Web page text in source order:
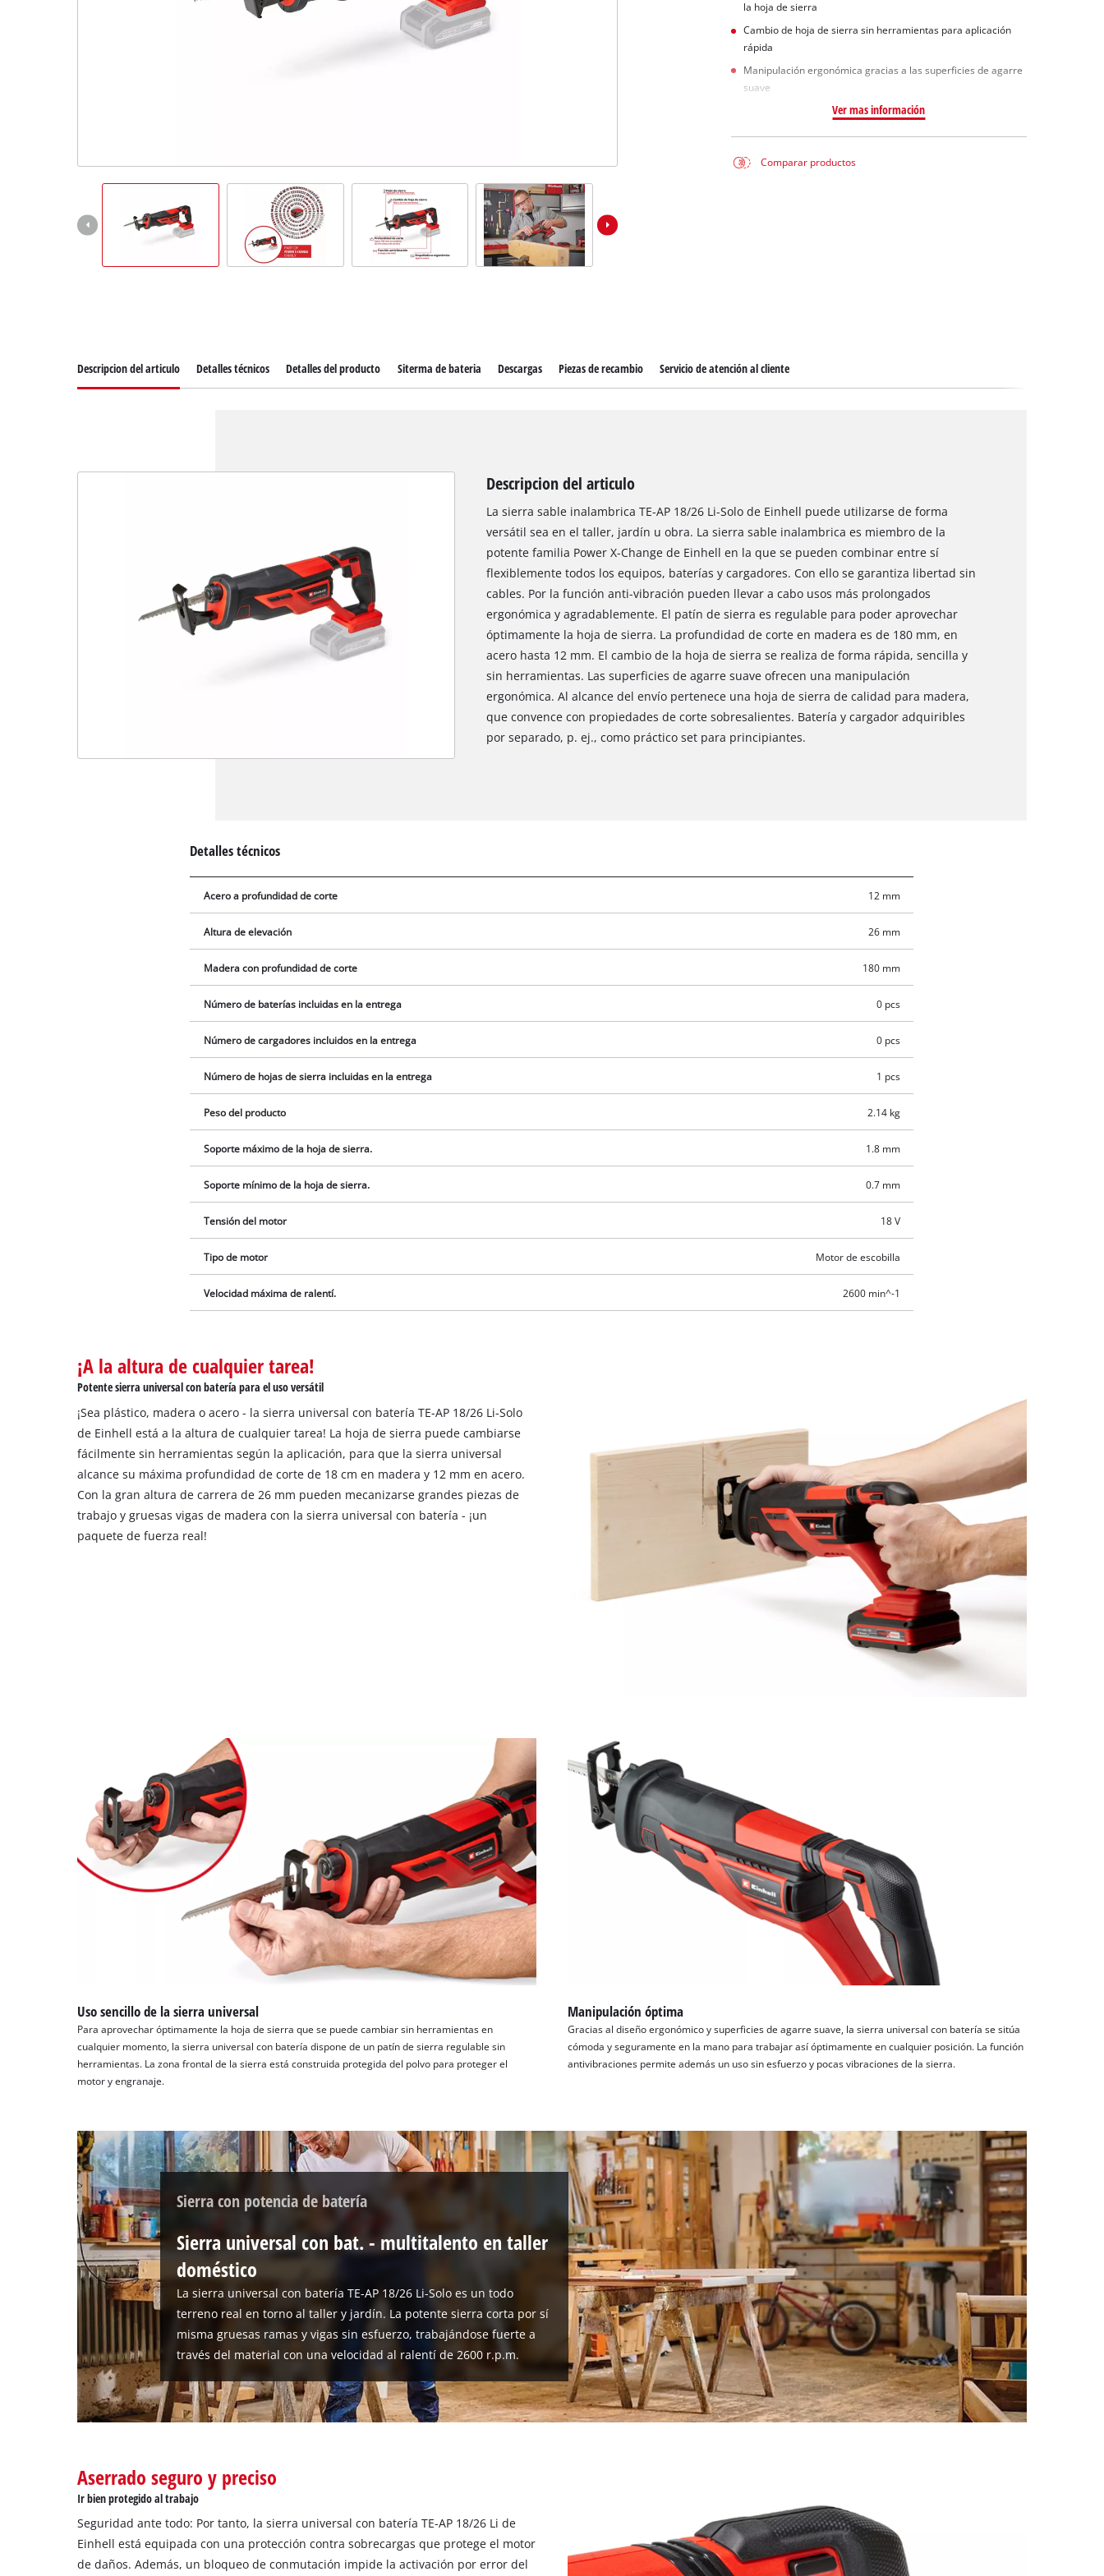
Todos los productos Power X-Change
Herramientas Power X-Change
la hoja de sierra
Cambio de hoja de sierra sin herramientas para aplicación
rápida
Manipulación ergonómica gracias a las superficies de agarre
suave
Ver mas información
Comparar productos
cargar el servicio Google Maps!
This content is not permitted to load due
to trackers that are not disclosed to the
visitor. The website owner needs to setup
the site with their CMP to add this content
to the list of technologies used.
Usercentrics Consent
Descripcion del articulo Detalles técnicos Detalles del producto Siterma de bateria Descargas Piezas de recambio Servicio de atención al cliente
Descripcion del articulo
La sierra sable inalambrica TE-AP 18/26 Li-Solo de Einhell puede utilizarse de forma
versátil sea en el taller, jardín u obra. La sierra sable inalambrica es miembro de la
potente familia Power X-Change de Einhell en la que se pueden combinar entre sí
flexiblemente todos los equipos, baterías y cargadores. Con ello se garantiza libertad sin
cables. Por la función anti-vibración pueden llevar a cabo usos más prolongados
ergonómica y agradablemente. El patín de sierra es regulable para poder aprovechar
óptimamente la hoja de sierra. La profundidad de corte en madera es de 180 mm, en
acero hasta 12 mm. El cambio de la hoja de sierra se realiza de forma rápida, sencilla y
sin herramientas. Las superficies de agarre suave ofrecen una manipulación
ergonómica. Al alcance del envío pertenece una hoja de sierra de calidad para madera,
que convence con propiedades de corte sobresalientes. Batería y cargador adquiribles
por separado, p. ej., como práctico set para principiantes.
Detalles técnicos
Acero a profundidad de corte 12 mm
Altura de elevación 26 mm
Madera con profundidad de corte 180 mm
Número de baterías incluidas en la entrega 0 pcs
Número de cargadores incluidos en la entrega 0 pcs
Número de hojas de sierra incluidas en la entrega 1 pcs
Peso del producto 2.14 kg
Soporte máximo de la hoja de sierra. 1.8 mm
Soporte mínimo de la hoja de sierra. 0.7 mm
Tensión del motor 18 V
Tipo de motor Motor de escobilla
Velocidad máxima de ralentí. 2600 min^-1
¡A la altura de cualquier tarea!
Potente sierra universal con batería para el uso versátil
¡Sea plástico, madera o acero - la sierra universal con batería TE-AP 18/26 Li-Solo
de Einhell está a la altura de cualquier tarea! La hoja de sierra puede cambiarse
fácilmente sin herramientas según la aplicación, para que la sierra universal
alcance su máxima profundidad de corte de 18 cm en madera y 12 mm en acero.
Con la gran altura de carrera de 26 mm pueden mecanizarse grandes piezas de
trabajo y gruesas vigas de madera con la sierra universal con batería - ¡un
paquete de fuerza real!
Uso sencillo de la sierra universal
Para aprovechar óptimamente la hoja de sierra que se puede cambiar sin herramientas en
cualquier momento, la sierra universal con batería dispone de un patín de sierra regulable sin
herramientas. La zona frontal de la sierra está construida protegida del polvo para proteger el
motor y engranaje.
Manipulación óptima
Gracias al diseño ergonómico y superficies de agarre suave, la sierra universal con batería se sitúa
cómoda y seguramente en la mano para trabajar así óptimamente en cualquier posición. La función
antivibraciones permite además un uso sin esfuerzo y pocas vibraciones de la sierra.
Sierra con potencia de batería
Sierra universal con bat. - multitalento en taller
doméstico
La sierra universal con batería TE-AP 18/26 Li-Solo es un todo
terreno real en torno al taller y jardín. La potente sierra corta por sí
misma gruesas ramas y vigas sin esfuerzo, trabajándose fuerte a
través del material con una velocidad al ralentí de 2600 r.p.m.
Aserrado seguro y preciso
Ir bien protegido al trabajo
Seguridad ante todo: Por tanto, la sierra universal con batería TE-AP 18/26 Li de
Einhell está equipada con una protección contra sobrecargas que protege el motor
de daños. Además, un bloqueo de conmutación impide la activación por error del